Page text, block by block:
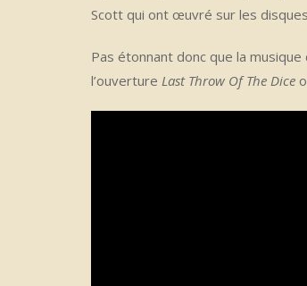
Scott qui ont œuvré sur les
Pas étonnant donc que la
l’ouverture Last Throw Of The Dice